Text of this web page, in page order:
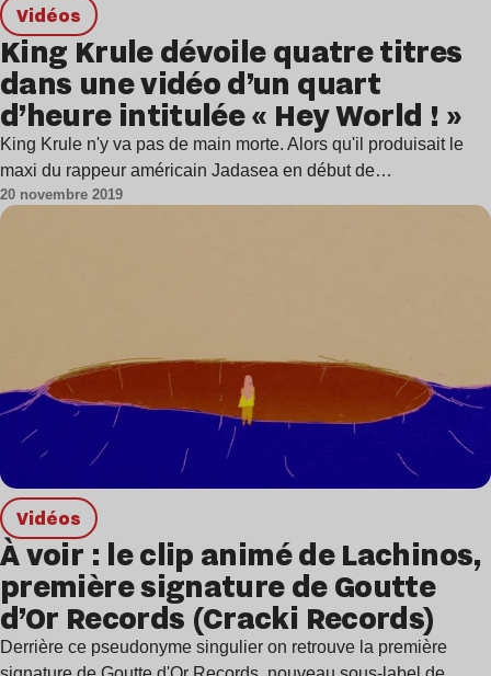
Vidéos
King Krule dévoile quatre titres
dans une vidéo d’un quart
d’heure intitulée « Hey World ! »
King Krule n'y va pas de main morte. Alors qu'il produisait le
maxi du rappeur américain Jadasea en début de…
20 novembre 2019
Vidéos
À voir : le clip animé de Lachinos,
première signature de Goutte
d’Or Records (Cracki Records)
Derrière ce pseudonyme singulier on retrouve la première